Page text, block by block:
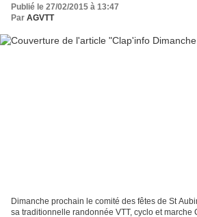
Publié le 27/02/2015 à 13:47
Par AGVTT
Dimanche prochain le comité des fêtes de St
sa traditionnelle randonnée VTT, cyclo et marche